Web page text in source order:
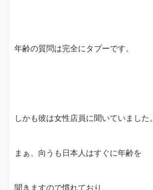
年齢の質問は完全にタブーです。
しかも彼は女性店員に聞いていました。
まぁ、向うも日本人はすぐに年齢を
聞きますので慣れており、